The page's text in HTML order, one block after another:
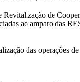
de
ao amparo das
das operações